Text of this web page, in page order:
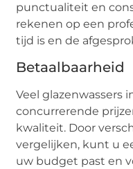
punctualiteit en
rekenen op een
tijd is en de
Betaalbaarheid
Veel glazenwassers
concurrerende
kwaliteit. Door
vergelijken, kunt u
uw budget past en